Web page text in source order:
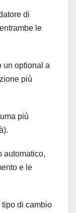
di
le
un optional a
più
più
automatico,
e le
tipo di cambio